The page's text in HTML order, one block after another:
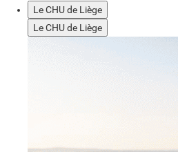
Le CHU de Liège
Le CHU de Liège